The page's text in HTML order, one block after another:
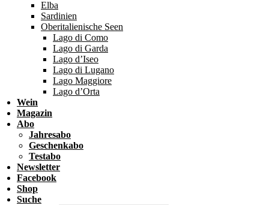
Elba
Sardinien
Oberitalienische Seen
Lago di Como
Lago di Garda
Lago d’Iseo
Lago di Lugano
Lago Maggiore
Lago d’Orta
Wein
Magazin
Abo
Jahresabo
Geschenkabo
Testabo
Newsletter
Facebook
Shop
Suche